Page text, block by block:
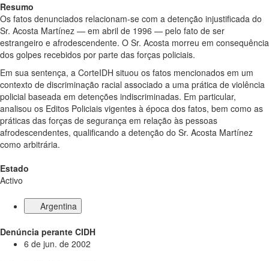
Resumo
Os fatos denunciados relacionam-se com a detenção injustificada do
Sr. Acosta Martínez — em abril de 1996 — pelo fato de ser
estrangeiro e afrodescendente. O Sr. Acosta morreu em consequência
dos golpes recebidos por parte das forças policiais.
Em sua sentença, a CorteIDH situou os fatos mencionados em um
contexto de discriminação racial associado a uma prática de violência
policial baseada em detenções indiscriminadas. Em particular,
analisou os Editos Policiais vigentes à época dos fatos, bem como as
práticas das forças de segurança em relação às pessoas
afrodescendentes, qualificando a detenção do Sr. Acosta Martínez
como arbitrária.
Estado
Activo
Argentina
Denúncia perante CIDH
6 de jun. de 2002